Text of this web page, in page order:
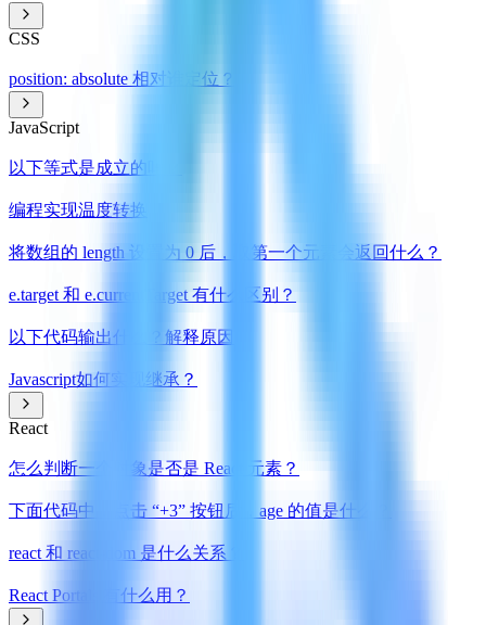
CSS
position: absolute 相对谁定位？
JavaScript
以下等式是成立的吗？
编程实现温度转换
将数组的 length 设置为 0 后，取第一个元素会返回什么？
e.target 和 e.currentTarget 有什么区别？
以下代码输出什么？解释原因
Javascript如何实现继承？
React
怎么判断一个对象是否是 React 元素？
下面代码中，点击 “+3” 按钮后，age 的值是什么？
react 和 react-dom 是什么关系？
React Portals 有什么用？